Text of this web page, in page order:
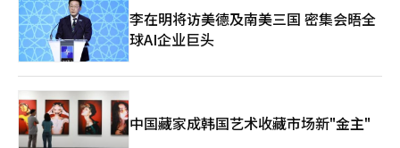
长表示：“LG Innotek 将持续开发可广泛应用于边缘计算、国防
等多个领域的FC-BGA基板，同时积极开拓全球大型科技新客户，
将FC-BGA业务发展为公司的核心业务。” ※ 本报道经人工智能
李在明将访美德及南美三国 密集会晤全
球AI企业巨头
中国藏家成韩国艺术收藏市场新"金主"